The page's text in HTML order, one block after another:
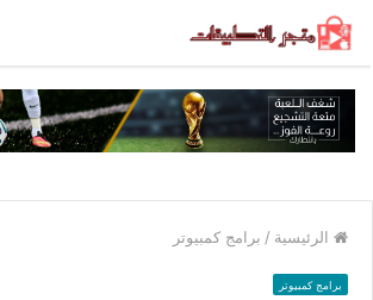
الرئيسية / برامج كمبيوتر
برامج كمبيوتر